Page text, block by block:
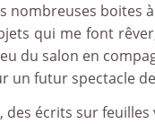
nombreuses boites
qui me font
du salon en
un futur spectacle
écrits sur